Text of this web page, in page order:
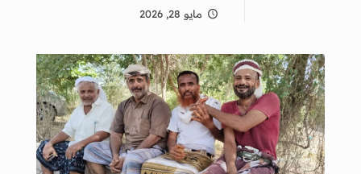
مايو 28, 2026